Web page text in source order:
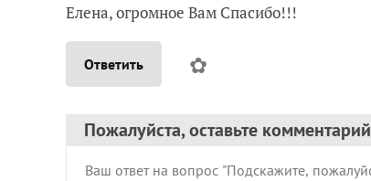
Елена, огромное Вам Спасибо!!!
Ответить ✿
Пожалуйста, оставьте комментарий